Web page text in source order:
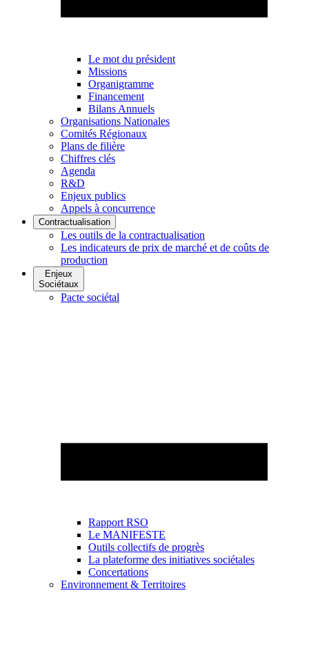
Le mot du président
Missions
Organigramme
Financement
Bilans Annuels
Organisations Nationales
Comités Régionaux
Plans de filière
Chiffres clés
Agenda
R&D
Enjeux publics
Appels à concurrence
Contractualisation
Les outils de la contractualisation
Les indicateurs de prix de marché et de coûts de
production
Enjeux
Sociétaux
Pacte sociétal
Rapport RSO
Le MANIFESTE
Outils collectifs de progrès
La plateforme des initiatives sociétales
Concertations
Environnement & Territoires